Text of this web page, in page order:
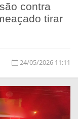
contra
tirar
24/05/2026 11:11